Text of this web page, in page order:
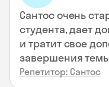
Сантос очень
студента, дает
и тратит свое
завершения
Репетитор: Сантос